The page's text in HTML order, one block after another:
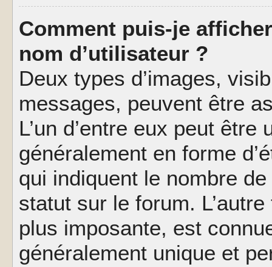
Comment puis-je
nom d’utilisateur ?
Deux types d’images,
messages, peuvent être
L’un d’entre eux peut
généralement en forme
qui indiquent le nombre
statut sur le forum.
plus imposante, est
généralement unique et